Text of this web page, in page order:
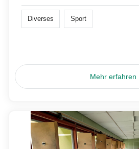
Diverses Sport
Mehr erfahren